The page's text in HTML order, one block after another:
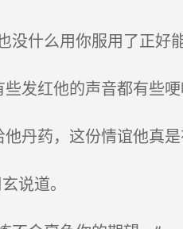
什么用你服用了正好
发红他的声音都有些
丹药，这份情谊他真是
说道。